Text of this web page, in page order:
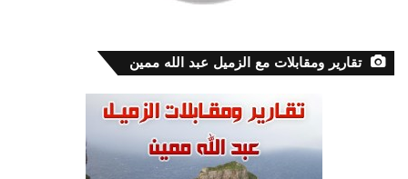
تقارير ومقابلات مع الزميل عبد الله ممين